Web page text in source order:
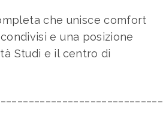
che unisce comfort
e una posizione
Studi e il centro di